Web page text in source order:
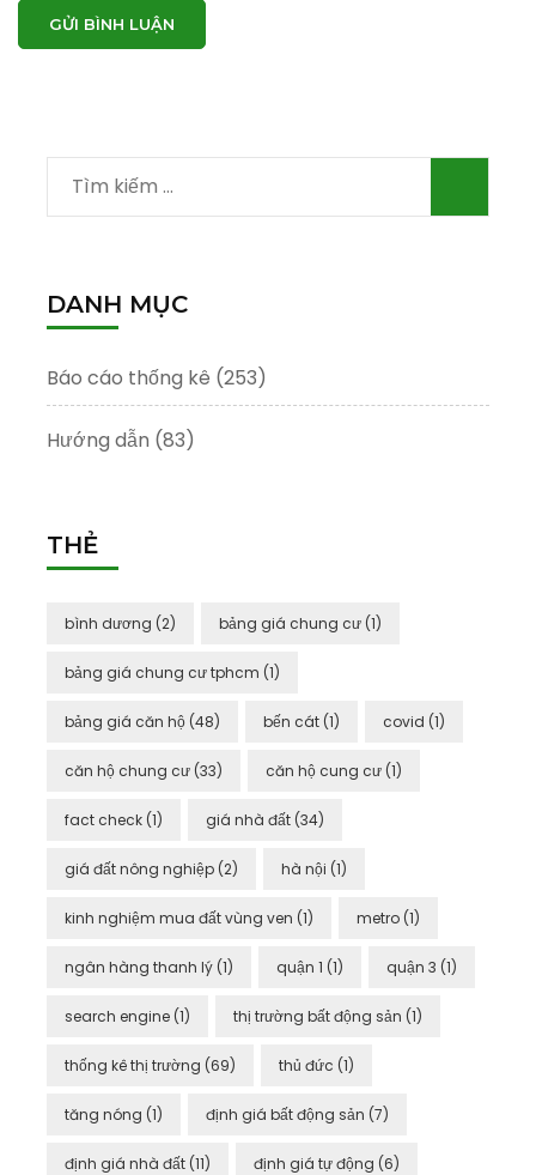
Tìm
kiếm
DANH MỤC
Báo cáo thống kê (253)
Hướng dẫn (83)
THẺ
bình dương (2) bảng giá chung cư (1)
bảng giá chung cư tphcm (1)
bảng giá căn hộ (48) bến cát (1) covid (1)
căn hộ chung cư (33) căn hộ cung cư (1)
fact check (1) giá nhà đất (34)
giá đất nông nghiệp (2) hà nội (1)
kinh nghiệm mua đất vùng ven (1) metro (1)
ngân hàng thanh lý (1) quận 1 (1) quận 3 (1)
search engine (1) thị trường bất động sản (1)
thống kê thị trường (69) thủ đức (1)
tăng nóng (1) định giá bất động sản (7)
định giá nhà đất (11) định giá tự động (6)